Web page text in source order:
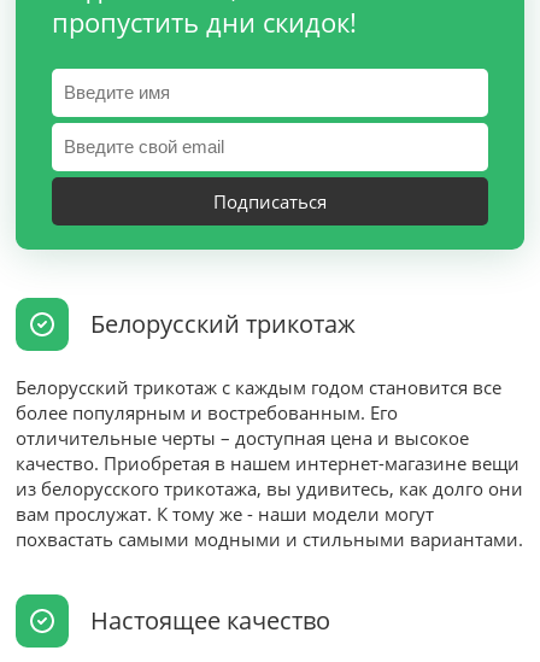
пропустить дни скидок!
Подписаться
Белорусский трикотаж
Белорусский трикотаж с каждым годом становится все
более популярным и востребованным. Его
отличительные черты – доступная цена и высокое
качество. Приобретая в нашем интернет-магазине вещи
из белорусского трикотажа, вы удивитесь, как долго они
вам прослужат. К тому же - наши модели могут
похвастать самыми модными и стильными вариантами.
Настоящее качество